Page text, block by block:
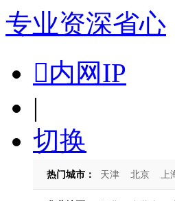
专业资深省心
内网IP
|
切换